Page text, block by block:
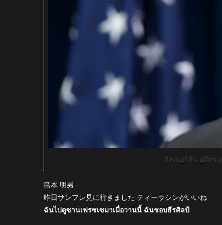
ทิลเลอร์สัน อดีตร
島本 明男
昨日サンフレ見に行きました ティーラシンがいいね
ฉันไปดูซานเฟรซเซมาเมื่อวานนี้ ฉันชอบธีรศิลป์